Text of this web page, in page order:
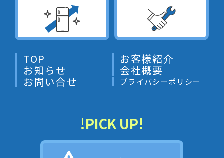
TOP お客様紹介
お知らせ 会社概要
お問い合せ プライバシーポリシー
!PICK UP!